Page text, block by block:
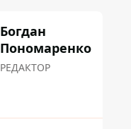
Богдан
Пономаренко
РЕДАКТОР